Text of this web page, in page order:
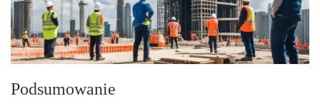
Podsumowanie